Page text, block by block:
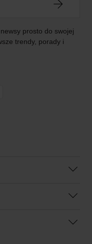
prosto do swojej
trendy, porady i